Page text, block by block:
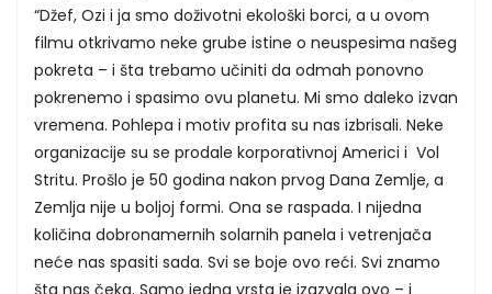
“Džef, Ozi i ja smo doživotni ekološki borci, a u ovom
filmu otkrivamo neke grube istine o neuspesima našeg
pokreta – i šta trebamo učiniti da odmah ponovno
pokrenemo i spasimo ovu planetu. Mi smo daleko izvan
vremena. Pohlepa i motiv profita su nas izbrisali. Neke
organizacije su se prodale korporativnoj Americi i Vol
Stritu. Prošlo je 50 godina nakon prvog Dana Zemlje, a
Zemlja nije u boljoj formi. Ona se raspada. I nijedna
količina dobronamernih solarnih panela i vetrenjača
neće nas spasiti sada. Svi se boje ovo reći. Svi znamo
šta nas čeka. Samo jedna vrsta je izazvala ovo – i